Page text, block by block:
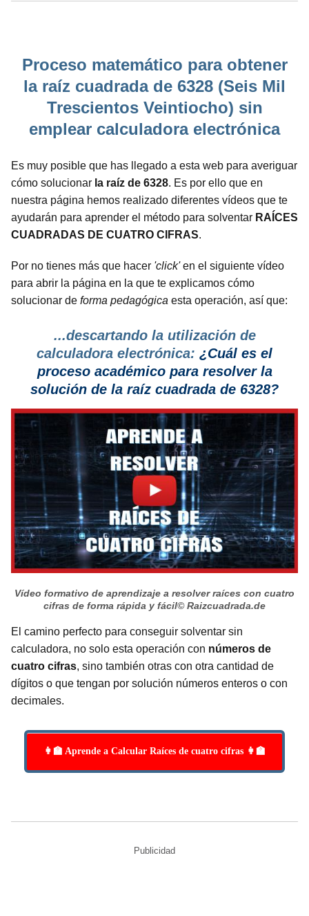
Proceso matemático para obtener
la raíz cuadrada de 6328 (Seis Mil
Trescientos Veintiocho) sin
emplear calculadora electrónica
Es muy posible que has llegado a esta web para averiguar
cómo solucionar la raíz de 6328. Es por ello que en
nuestra página hemos realizado diferentes vídeos que te
ayudarán para aprender el método para solventar RAÍCES
CUADRADAS DE CUATRO CIFRAS.
Por no tienes más que hacer 'click'en el siguiente vídeo
para abrir la página en la que te explicamos cómo
solucionar de forma pedagógica esta operación, así que:
...descartando la utilización de
calculadora electrónica: ¿Cuál es el
proceso académico para resolver la
solución de la raíz cuadrada de 6328?
Vídeo formativo de aprendizaje a resolver raíces con cuatro
cifras de forma rápida y fácil© Raizcuadrada.de
El camino perfecto para conseguir solventar sin
calculadora, no solo esta operación con números de
cuatro cifras, sino también otras con otra cantidad de
dígitos o que tengan por solución números enteros o con
decimales.
👩‍🏫 Aprende a Calcular Raíces de cuatro cifras 👩‍🏫
Publicidad